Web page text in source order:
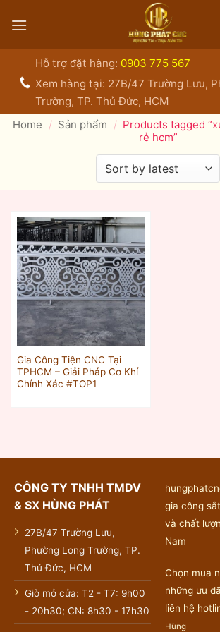
qua
Hỗ trợ đặt hàng: 0903 775 567
Xem hàng tại: 27B/47 Trường Lưu,
Trường, TP. Thủ Đức, HCM
Home / Sản phẩm / Products tagged
rẻ hcm”
Gia Công Tiện CNC Tại
TPHCM – Giải Pháp Cơ Khí
Chính Xác #TOP1
CÔNG TY TNHH TMDV
& SX HÙNG PHÁT
27B/47 Trường Lưu,
Phường Long Trường, TP.
Thủ Đức, HCM
Giờ mở cửa: T2 - T7: 9h00
- 20h30; CN: 8h30 - 17h30
gia công
và chất
Nam
Chọn mua
những ưu
liên hệ
Hùng